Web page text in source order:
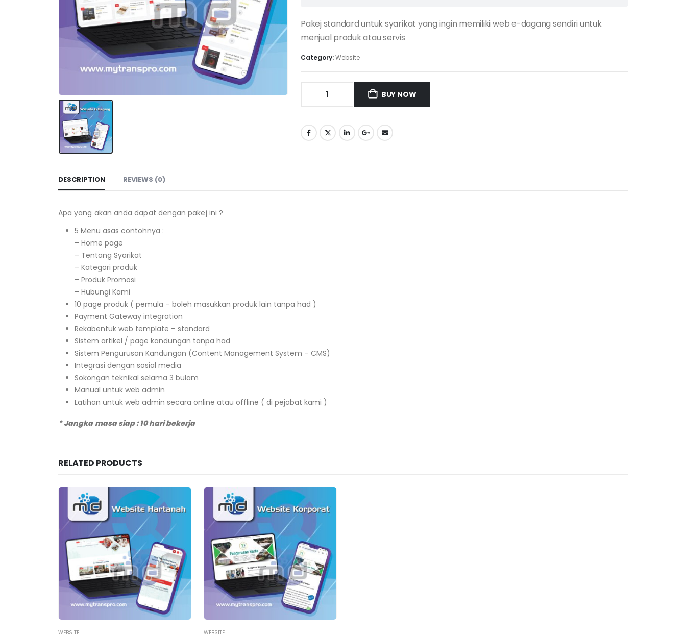
Pakej standard untuk syarikat yang ingin memiliki web e-dagang sendiri untuk
menjual produk atau servis
Category:Website
BUY NOW
DESCRIPTION REVIEWS (0)
Apa yang akan anda dapat dengan pakej ini ?
5 Menu asas contohnya :
– Home page
– Tentang Syarikat
– Kategori produk
– Produk Promosi
– Hubungi Kami
10 page produk ( pemula – boleh masukkan produk lain tanpa had )
Payment Gateway integration
Rekabentuk web template – standard
Sistem artikel / page kandungan tanpa had
Sistem Pengurusan Kandungan (Content Management System – CMS)
Integrasi dengan sosial media
Sokongan teknikal selama 3 bulam
Manual untuk web admin
Latihan untuk web admin secara online atau offline ( di pejabat kami )
* Jangka masa siap : 10 hari bekerja
RELATED PRODUCTS
WEBSITE WEBSITE